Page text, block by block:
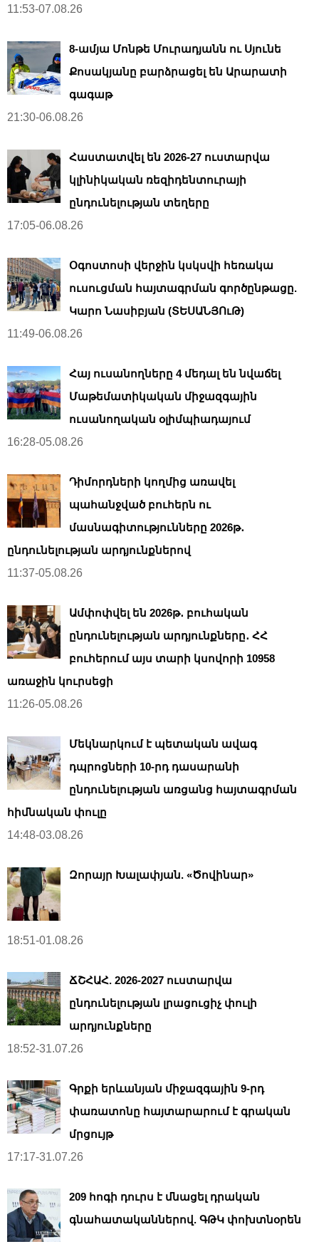
11:53-07.08.26
8-ամյա Մոնթե Մուրադյանն ու Սյունե
Քոսակյանը բարձրացել են Արարատի
գագաթ
21:30-06.08.26
Հաստատվել են 2026-27 ուստարվա
կլինիկական ռեզիդենտուրայի
ընդունելության տեղերը
17:05-06.08.26
Օգոստոսի վերջին կսկսվի հեռակա
ուսուցման հայտագրման գործընթացը.
Կարո Նասիբյան (ՏԵՍԱՆՅՈւԹ)
11:49-06.08.26
Հայ ուսանողները 4 մեդալ են նվաճել
Մաթեմատիկական միջազգային
ուսանողական օլիմպիադայում
16:28-05.08.26
Դիմորդների կողմից առավել
պահանջված բուհերն ու
մասնագիտությունները 2026թ․
ընդունելության արդյունքներով
11:37-05.08.26
Ամփոփվել են 2026թ․ բուհական
ընդունելության արդյունքները․ ՀՀ
բուհերում այս տարի կսովորի 10958
առաջին կուրսեցի
11:26-05.08.26
Մեկնարկում է պետական ավագ
դպրոցների 10-րդ դասարանի
ընդունելության առցանց հայտագրման
հիմնական փուլը
14:48-03.08.26
Զորայր Խալափյան. «Ծովինար»
18:51-01.08.26
ՃՇՀԱՀ. 2026-2027 ուստարվա
ընդունելության լրացուցիչ փուլի
արդյունքները
18:52-31.07.26
Գրքի երևանյան միջազգային 9-րդ
փառատոնը հայտարարում է գրական
մրցույթ
17:17-31.07.26
209 հոգի դուրս է մնացել դրական
գնահատականներով. ԳԹԿ փոխտնօրեն